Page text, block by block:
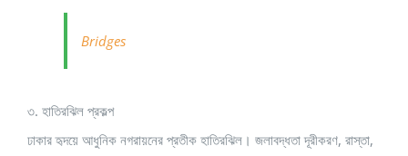
Bridges
৩. হাতিরঝিল প্রকল্প
ঢাকার হৃদয়ে আধুনিক নগরায়নের প্রতীক হাতিরঝিল। জলাবদ্ধতা দূরীকরণ, রাস্তা,